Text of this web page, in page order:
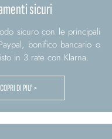
sicuri
sicuro con le principali
bonifico bancario o
in 3 rate con Klarna.
DI PIU' >